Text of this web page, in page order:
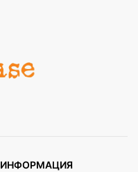
ИНФОРМАЦИЯ